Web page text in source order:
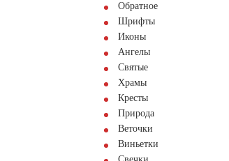
Обратное
Шрифты
Иконы
Ангелы
Святые
Храмы
Кресты
Природа
Веточки
Виньетки